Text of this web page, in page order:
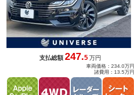
支払総額247.5 万円
車両価格：234.0万円
諸費用：13.5万円